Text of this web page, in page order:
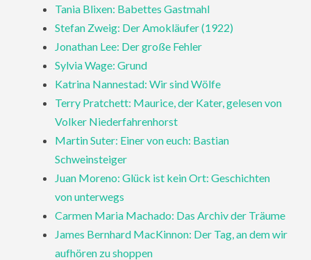
Tania Blixen: Babettes Gastmahl
Stefan Zweig: Der Amokläufer (1922)
Jonathan Lee: Der große Fehler
Sylvia Wage: Grund
Katrina Nannestad: Wir sind Wölfe
Terry Pratchett: Maurice, der Kater, gelesen von
Volker Niederfahrenhorst
Martin Suter: Einer von euch: Bastian
Schweinsteiger
Juan Moreno: Glück ist kein Ort: Geschichten
von unterwegs
Carmen Maria Machado: Das Archiv der Träume
James Bernhard MacKinnon: Der Tag, an dem wir
aufhören zu shoppen